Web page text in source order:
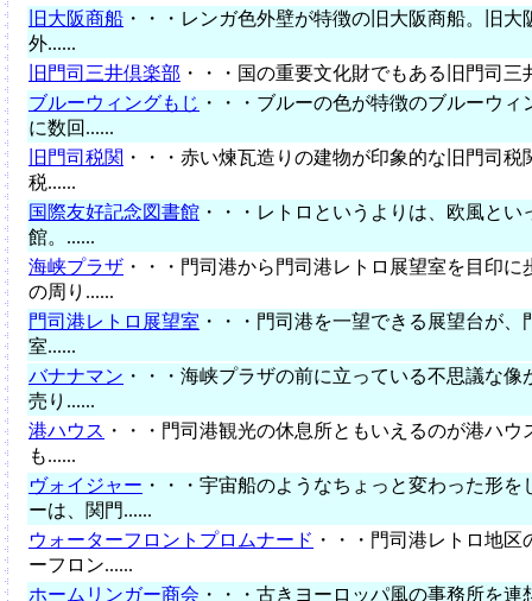
旧大阪商船 ・・・レンガ色外壁が特徴の旧大阪商船。旧
外......
旧門司三井倶楽部 ・・・国の重要文化財でもある旧門司
ブルーウィングもじ ・・・ブルーの色が特徴のブルーウ
に数回......
旧門司税関 ・・・赤い煉瓦造りの建物が印象的な旧門司
税......
国際友好記念図書館 ・・・レトロというよりは、欧風と
館。......
海峡プラザ ・・・門司港から門司港レトロ展望室を目印
の周り......
門司港レトロ展望室 ・・・門司港を一望できる展望台が
室......
バナナマン ・・・海峡プラザの前に立っている不思議な
売り......
港ハウス ・・・門司港観光の休息所ともいえるのが港ハ
も......
ヴォイジャー ・・・宇宙船のようなちょっと変わった形
ーは、関門......
ウォーターフロントプロムナード ・・・門司港レトロ地
ーフロン......
ホームリンガー商会 ・・・古きヨーロッパ風の事務所を